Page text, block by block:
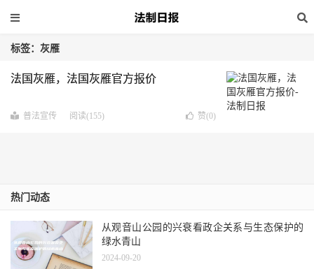
标签：灰雁
法国灰雁，法国灰雁官方报价
普法宣传 阅读(155) 赞(0)
热门动态
从观音山公园的兴衰看政企关系与生态保护的
绿水青山
2024-09-20